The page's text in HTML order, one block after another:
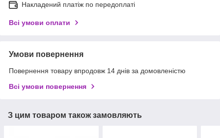
Накладений платіж по передоплаті
Всі умови оплати
Умови повернення
Повернення товару впродовж 14 днів за домовленістю
Всі умови повернення
З цим товаром також замовляють